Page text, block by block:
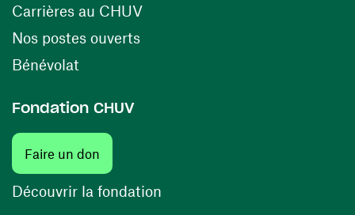
Carrières au CHUV(ouvre une nouvelle fenêtre)
Nos postes ouverts(ouvre une nouvelle fenêtre)
Bénévolat
Fondation CHUV
Faire un don
Découvrir la fondation